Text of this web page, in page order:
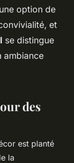
option de
et
se distingue
ambiance
des
est planté
la